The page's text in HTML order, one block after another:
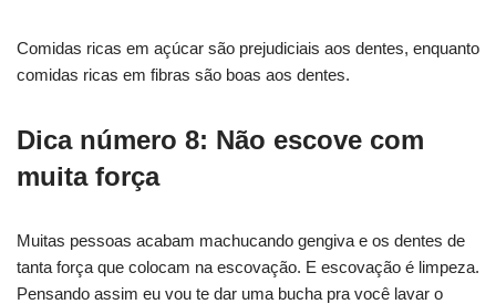
Comidas ricas em açúcar são prejudiciais aos dentes, enquanto
comidas ricas em fibras são boas aos dentes.
Dica número 8: Não escove com
muita força
Muitas pessoas acabam machucando gengiva e os dentes de
tanta força que colocam na escovação. E escovação é limpeza.
Pensando assim eu vou te dar uma bucha pra você lavar o